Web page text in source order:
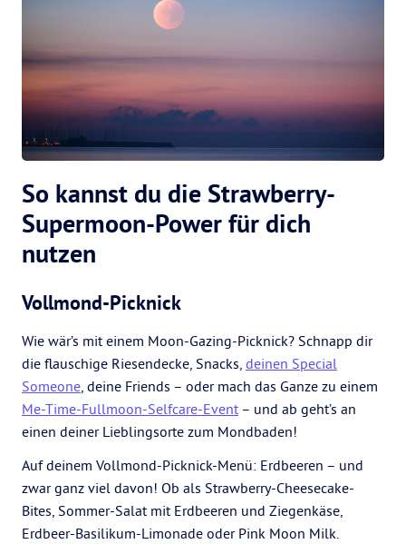
So kannst du die Strawberry-
Supermoon-Power für dich
nutzen
Vollmond-Picknick
Wie wär’s mit einem Moon-Gazing-Picknick? Schnapp dir
die flauschige Riesendecke, Snacks, deinen Special
Someone, deine Friends – oder mach das Ganze zu einem
Me-Time-Fullmoon-Selfcare-Event – und ab geht’s an
einen deiner Lieblingsorte zum Mondbaden!
Auf deinem Vollmond-Picknick-Menü: Erdbeeren – und
zwar ganz viel davon! Ob als Strawberry-Cheesecake-
Bites, Sommer-Salat mit Erdbeeren und Ziegenkäse,
Erdbeer-Basilikum-Limonade oder Pink Moon Milk.